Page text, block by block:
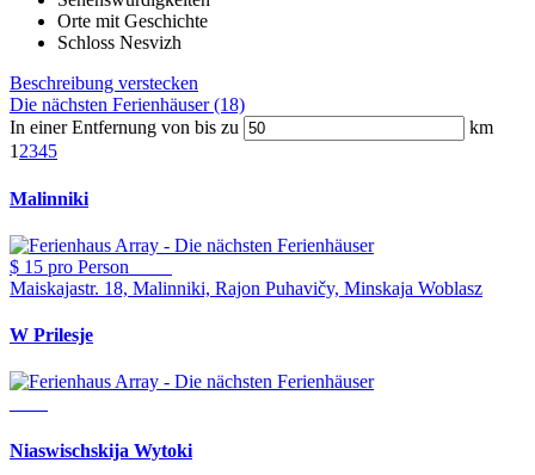
Orte mit Geschichte
Schloss Nesvizh
Beschreibung verstecken
Die nächsten Ferienhäuser (18)
In einer Entfernung von bis zu
km
1 2345
Malinniki
$ 15 pro Person
Maiskajastr. 18, Malinniki, Rajon Puhavičy, Minskaja Woblasz
W Prilesje
Niaswischskija Wytoki